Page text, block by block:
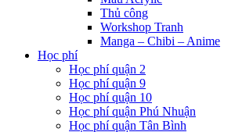
Thủ công
Workshop Tranh
Manga – Chibi – Anime
Học phí
Học phí quận 2
Học phí quận 9
Học phí quận 10
Học phí quận Phú Nhuận
Học phí quận Tân Bình